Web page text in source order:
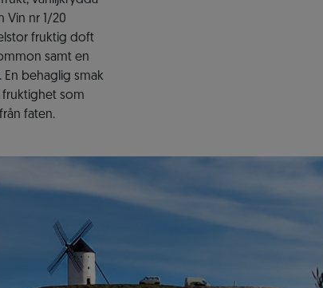
Vin nr 1/20
fruktig doft
samt en
behaglig smak
som
faten.